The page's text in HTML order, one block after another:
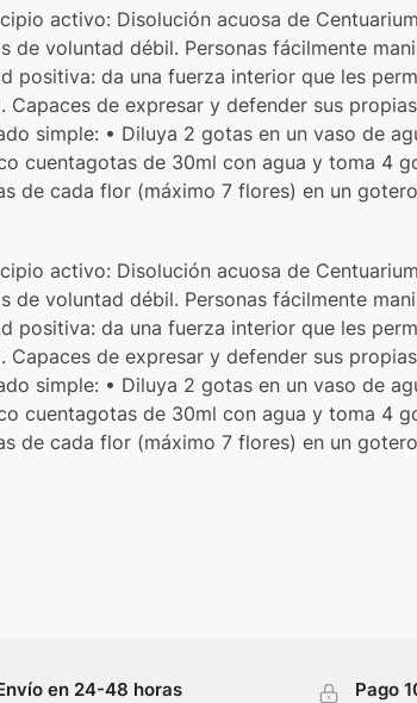
activo: Disolución acuosa de
de voluntad débil. Personas fácilmente
positiva: da una fuerza interior que les
Capaces de expresar y defender sus
simple: • Diluya 2 gotas en un vaso de
cuentagotas de 30ml con agua y toma 4
de cada flor (máximo 7 flores) en un
activo: Disolución acuosa de
de voluntad débil. Personas fácilmente
positiva: da una fuerza interior que les
Capaces de expresar y defender sus
simple: • Diluya 2 gotas en un vaso de
cuentagotas de 30ml con agua y toma 4
de cada flor (máximo 7 flores) en un
en 24-48 horas
Pago